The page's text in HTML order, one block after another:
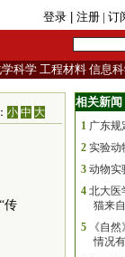
登录 | 注册 | 订
科学 工程材料 信息
小 中 大
传
相关新闻
1 广东规
2 实验动
3 动物实
4 北大医
猫来
5
《自
情况